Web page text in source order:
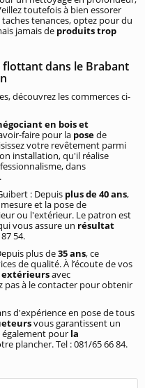
toutefois à bien essorer
tenances, optez pour du
jamais de produits trop
dans le Brabant
découvrez les commerces ci-
en bois et
faire pour la posede
votre revêtement parmi
installation, qu'il réalise
dans
.
: Depuis plus de 40 ans,
et la pose de
ou l'extérieur. Le patron est
vous assure un résultat
54.
plus de35 ans, ce
de qualité. À l’écoute de vos
avec
pas à le contacter pour obtenir
d'expérience en pose de tous
vous garantissent un
également pour la
plancher. Tel : 081/65 66 84.